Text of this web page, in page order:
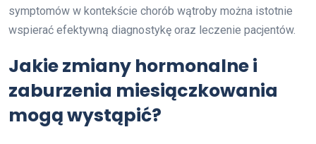
symptomów w kontekście chorób wątroby można istotnie
wspierać efektywną diagnostykę oraz leczenie pacjentów.
Jakie zmiany hormonalne i
zaburzenia miesiączkowania
mogą wystąpić?